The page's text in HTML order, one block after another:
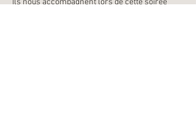
Ils nous accompagnent lors de cette soirée